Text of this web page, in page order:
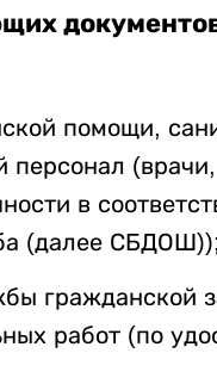
помощи,
персонал
в
(далее СБДОШ));
гражданской
работ (по